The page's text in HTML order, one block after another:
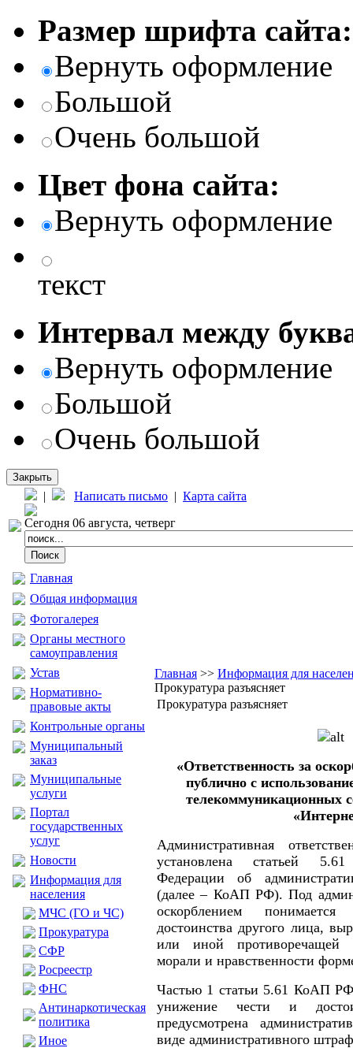
Размер шрифта сайта:
Вернуть оформление
Большой
Очень большой
Цвет фона сайта:
Вернуть оформление
текст
Интервал между
Вернуть оформление
Большой
Очень большой
Закрыть
| Написать письмо | Карта сайта
Сегодня 06 августа, четверг
Главная
Общая информация
Фотогалерея
Органы местного
самоуправления
Устав
Нормативно-
правовые акты
Контрольные органы
Муниципальный
заказ
Муниципальные
услуги
Портал
государственных
услуг
Новости
Информация для
населения
МЧС (ГО и ЧС)
Прокуратура
CФР
Росреестр
ФНС
Антинаркотическая
политика
Иное
Главная >> Информация для
Прокуратура разъясняет
Прокуратура разъясняет
«Ответственность за
публично с
телекоммуникационных
Административная
установлена статьей
Федерации об
(далее – КоАП РФ). Под
оскорблением
достоинства другого лица,
или иной противоречащей
морали и нравственности
Частью 1 статьи 5.61 КоАП РФ
унижение чести и
предусмотрена
виде административного